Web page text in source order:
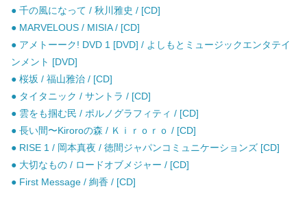
● 千の風になって / 秋川雅史 / [CD]
● MARVELOUS / MISIA / [CD]
● アメトーーク! DVD 1 [DVD] / よしもとミュージックエンタテイ
ンメント [DVD]
● 桜坂 / 福山雅治 / [CD]
● タイタニック / サントラ / [CD]
● 雲をも掴む民 / ポルノグラフィティ / [CD]
● 長い間〜Kiroroの森 / Ｋｉｒｏｒｏ / [CD]
● RISE 1 / 岡本真夜 / 徳間ジャパンコミュニケーションズ [CD]
● 大切なもの / ロードオブメジャー / [CD]
● First Message / 絢香 / [CD]